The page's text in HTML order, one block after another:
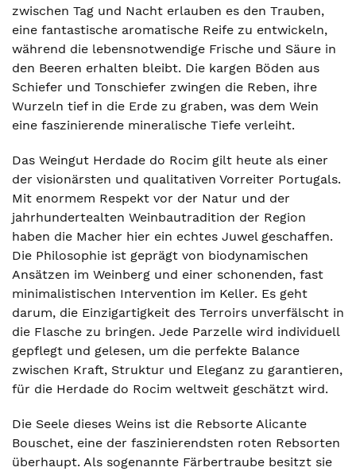
zwischen Tag und Nacht erlauben es den Trauben,
eine fantastische aromatische Reife zu entwickeln,
während die lebensnotwendige Frische und Säure in
den Beeren erhalten bleibt. Die kargen Böden aus
Schiefer und Tonschiefer zwingen die Reben, ihre
Wurzeln tief in die Erde zu graben, was dem Wein
eine faszinierende mineralische Tiefe verleiht.
Das Weingut Herdade do Rocim gilt heute als einer
der visionärsten und qualitativen Vorreiter Portugals.
Mit enormem Respekt vor der Natur und der
jahrhundertealten Weinbautradition der Region
haben die Macher hier ein echtes Juwel geschaffen.
Die Philosophie ist geprägt von biodynamischen
Ansätzen im Weinberg und einer schonenden, fast
minimalistischen Intervention im Keller. Es geht
darum, die Einzigartigkeit des Terroirs unverfälscht in
die Flasche zu bringen. Jede Parzelle wird individuell
gepflegt und gelesen, um die perfekte Balance
zwischen Kraft, Struktur und Eleganz zu garantieren,
für die Herdade do Rocim weltweit geschätzt wird.
Die Seele dieses Weins ist die Rebsorte Alicante
Bouschet, eine der faszinierendsten roten Rebsorten
überhaupt. Als sogenannte Färbertraube besitzt sie